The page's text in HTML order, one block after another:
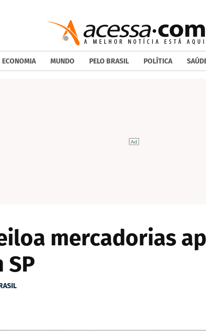
ECONOMIA MUNDO PELO BRASIL POLÍTICA
mercadorias
SP